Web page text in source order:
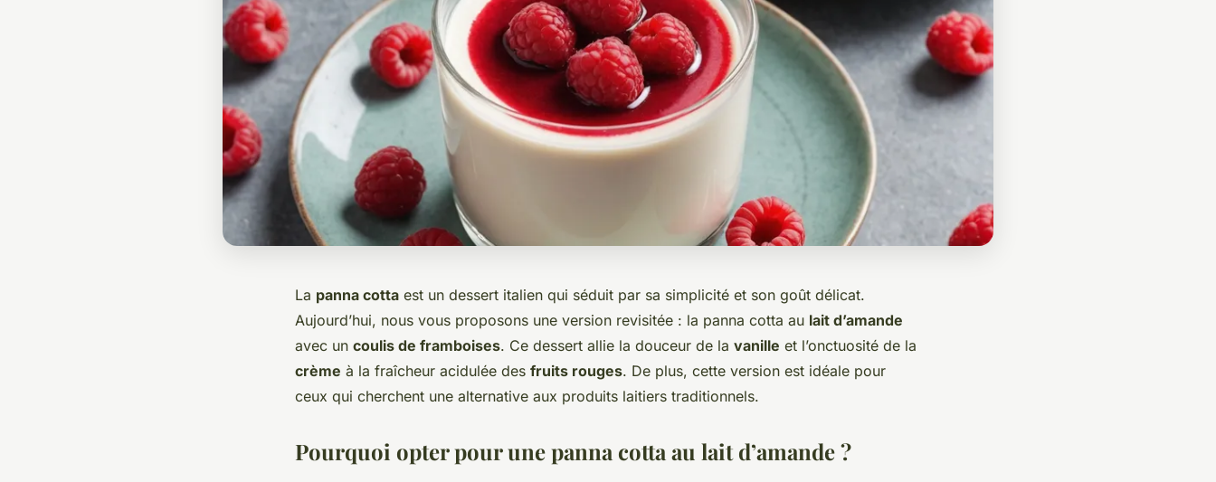
La panna cotta est un dessert italien qui séduit par sa simplicité et son goût délicat.
Aujourd’hui, nous vous proposons une version revisitée : la panna cotta au lait d’amande
avec un coulis de framboises. Ce dessert allie la douceur de la vanille et l’onctuosité de la
crème à la fraîcheur acidulée des fruits rouges. De plus, cette version est idéale pour
ceux qui cherchent une alternative aux produits laitiers traditionnels.
Pourquoi opter pour une panna cotta au lait d’amande ?